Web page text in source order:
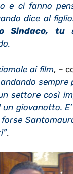
e ci fanno
dice al
Sindaco, tu
ai film, –
sempre
settore così
giovanotto.
forse
.